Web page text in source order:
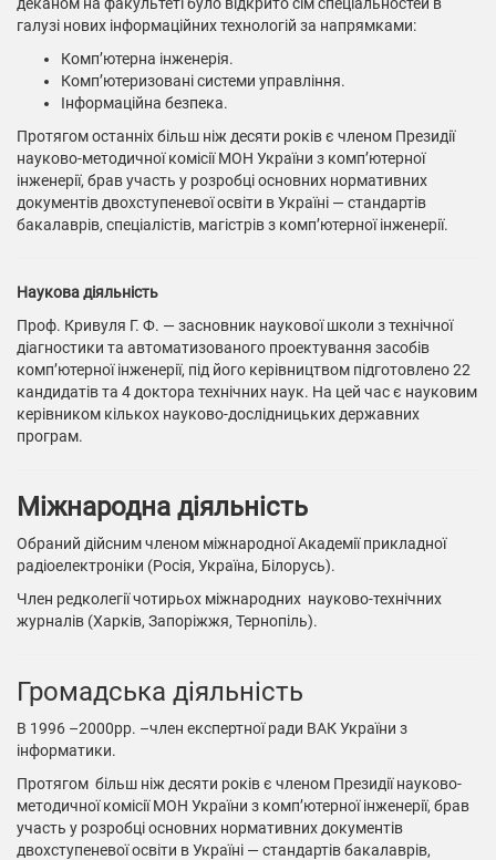
галузі нових інформаційних технологій за напрямками:
Комп’ютерна інженерія.
Комп’ютеризовані системи управління.
Інформаційна безпека.
Протягом останніх більш ніж десяти років є членом Президії
науково-методичної комісії МОН України з комп’ютерної
інженерії, брав участь у розробці основних нормативних
документів двохступеневої освіти в Україні — стандартів
бакалаврів, спеціалістів, магістрів з комп’ютерної інженерії.
Наукова діяльність
Проф. Кривуля Г. Ф. — засновник наукової школи з технічної
діагностики та автоматизованого проектування засобів
комп’ютерної інженерії, під його керівництвом підготовлено 22
кандидатів та 4 доктора технічних наук. На цей час є науковим
керівником кількох науково-дослідницьких державних
програм.
Міжнародна діяльність
Обраний дійсним членом міжнародної Академії прикладної
радіоелектроніки (Росія, Україна, Білорусь).
Член редколегії чотирьох міжнародних науково-технічних
журналів (Харків, Запоріжжя, Тернопіль).
Громадська діяльність
В 1996 –2000рр. –член експертної ради ВАК України з
інформатики.
Протягом більш ніж десяти років є членом Президії науково-
методичної комісії МОН України з комп’ютерної інженерії, брав
участь у розробці основних нормативних документів
двохступеневої освіти в Україні — стандартів бакалаврів,